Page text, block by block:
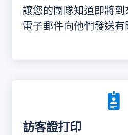
讓您的團隊知道即將
電子郵件向他們發送有
訪客證打印